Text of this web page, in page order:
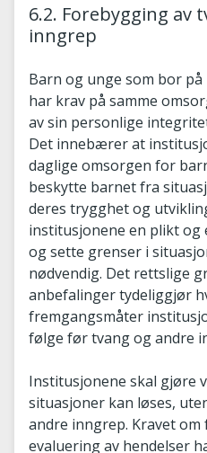
6.2. Forebygging av
inngrep
Barn og unge som bor
har krav på samme
av sin personlige
Det innebærer at
daglige omsorgen for
beskytte barnet fra
deres trygghet og
institusjonene en plikt og
og sette grenser i
nødvendig. Det rettslige
anbefalinger tydeliggjør
fremgangsmåter
følge før tvang og andre
Institusjonene skal gjøre
situasjoner kan løses,
andre inngrep. Kravet
evaluering av hendelser